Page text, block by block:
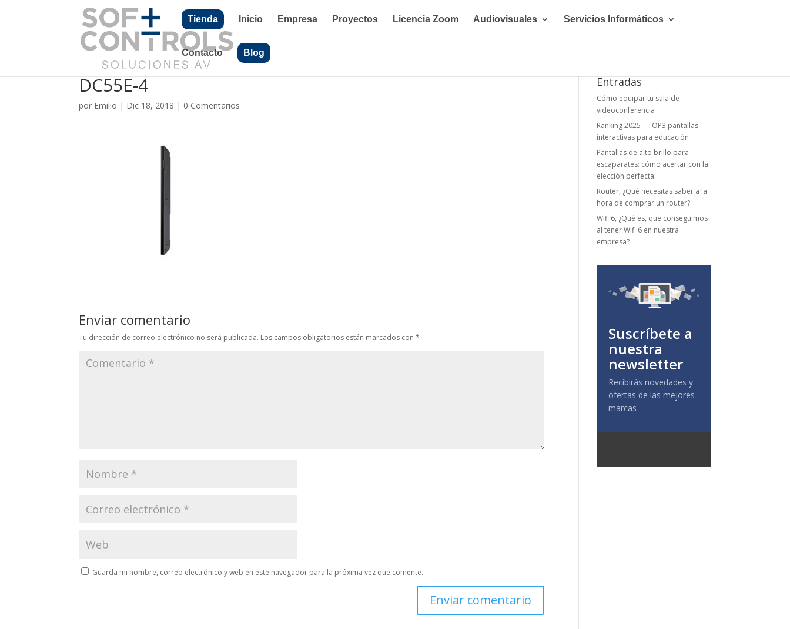
Tienda Inicio Empresa Proyectos Licencia Zoom Audiovisuales Servicios Informáticos
Contacto Blog
DC55E-4
por Emilio | Dic 18, 2018 | 0 Comentarios
Enviar comentario
Tu dirección de correo electrónico no será publicada. Los campos obligatorios están marcados con*
Guarda mi nombre, correo electrónico y web en este navegador para la próxima vez que comente.
Entradas
Cómo equipar tu sala de
videoconferencia
Ranking 2025 – TOP3 pantallas
interactivas para educación
Pantallas de alto brillo para
escaparates: cómo acertar con la
elección perfecta
Router, ¿Qué necesitas saber a la
hora de comprar un router?
Wifi 6, ¿Qué es, que conseguimos
al tener Wifi 6 en nuestra
empresa?
Suscríbete a
nuestra
newsletter
Recibirás novedades y
ofertas de las mejores
marcas